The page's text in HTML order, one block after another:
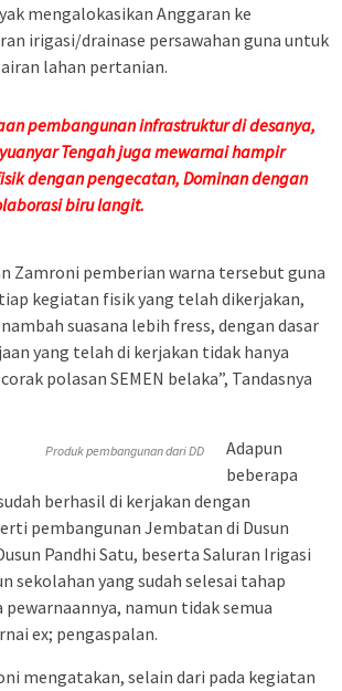
mengalokasikan Anggaran ke
irigasi/drainase persawahan guna untuk
lahan pertanian.
pembangunan infrastruktur di desanya,
Tengah juga mewarnai hampir
dengan pengecatan, Dominan dengan
biru langit.
Zamroni pemberian warna tersebut guna
kegiatan fisik yang telah dikerjakan,
suasana lebih fress, dengan dasar
yang telah di kerjakan tidak hanya
polasan SEMEN belaka”, Tandasnya
Produk pembangunan dari DD
Adapun
beberapa
berhasil di kerjakan dengan
pembangunan Jembatan di Dusun
Pandhi Satu, beserta Saluran Irigasi
sekolahan yang sudah selesai tahap
namun tidak semua
ex; pengaspalan.
mengatakan, selain dari pada kegiatan